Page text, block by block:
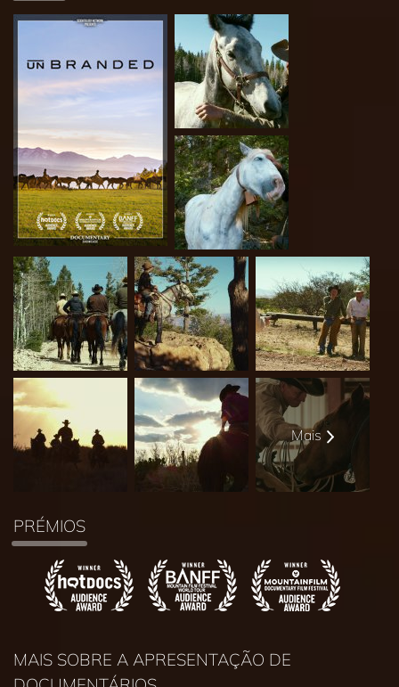
Mais
PRÉMIOS
MAIS SOBRE A APRESENTAÇÃO DE